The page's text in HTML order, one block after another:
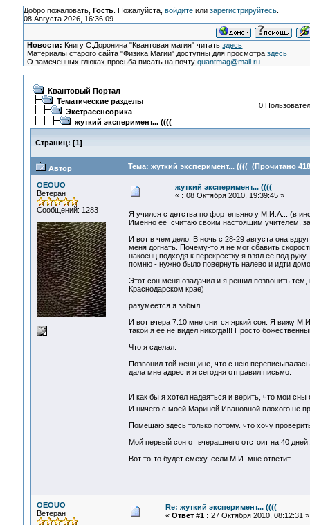
Добро пожаловать, Гость. Пожалуйста, войдитеили зарегистрируйтесь.
08 Августа 2026, 16:36:09
Новости: Книгу С.Доронина "Квантовая магия" читатьздесь
Материалы старого сайта "Физика Магии" доступны для просмотраздесь
О замеченных глюках просьба писать на почтуquantmag@mail.ru
Квантовый Портал
Тематические разделы
Экстрасенсорика
жуткий эксперимент... ((((
0
Страниц: [1]
Автор Тема: жуткий эксперимент... (((( (Прочитано
OEOUO
Ветеран
Сообщений: 1283
жуткий эксперимент... ((((
« : 08 Октября 2010, 19:39:45 »
Я учился с детства по фортепьяно у М.И.А... (в
Именно её считаю своим настоящим учителем,
И вот в чем дело. В ночь с 28-29 августа она
меня догнать. Почему-то я не мог сбавить
накоенц подходя к перекрестку я взял её под
помню - нужно было повернуть налево и идти
Этот сон меня озадачил и я решил позвонить
Краснодарском крае)
разумеется я забыл.
И вот вчера 7.10 мне снится яркий сон: Я вижу
такой я её не видел никогда!!! Просто
Что я сделал.
Позвонил той женщине, что с нею
дала мне адрес и я сегодня отправил письмо.
И как бы я хотел надеяться и верить, что мои
И ничего с моей Мариной Ивановной плохого не
Помещаю здесь только потому. что хочу
Мой первый сон от вчерашнего отстоит на 40
Вот то-то будет смеху. если М.И. мне ответит...
OEOUO
Ветеран
Re: жуткий эксперимент... ((((
« Ответ #1 : 27 Октября 2010, 08:12:31 »